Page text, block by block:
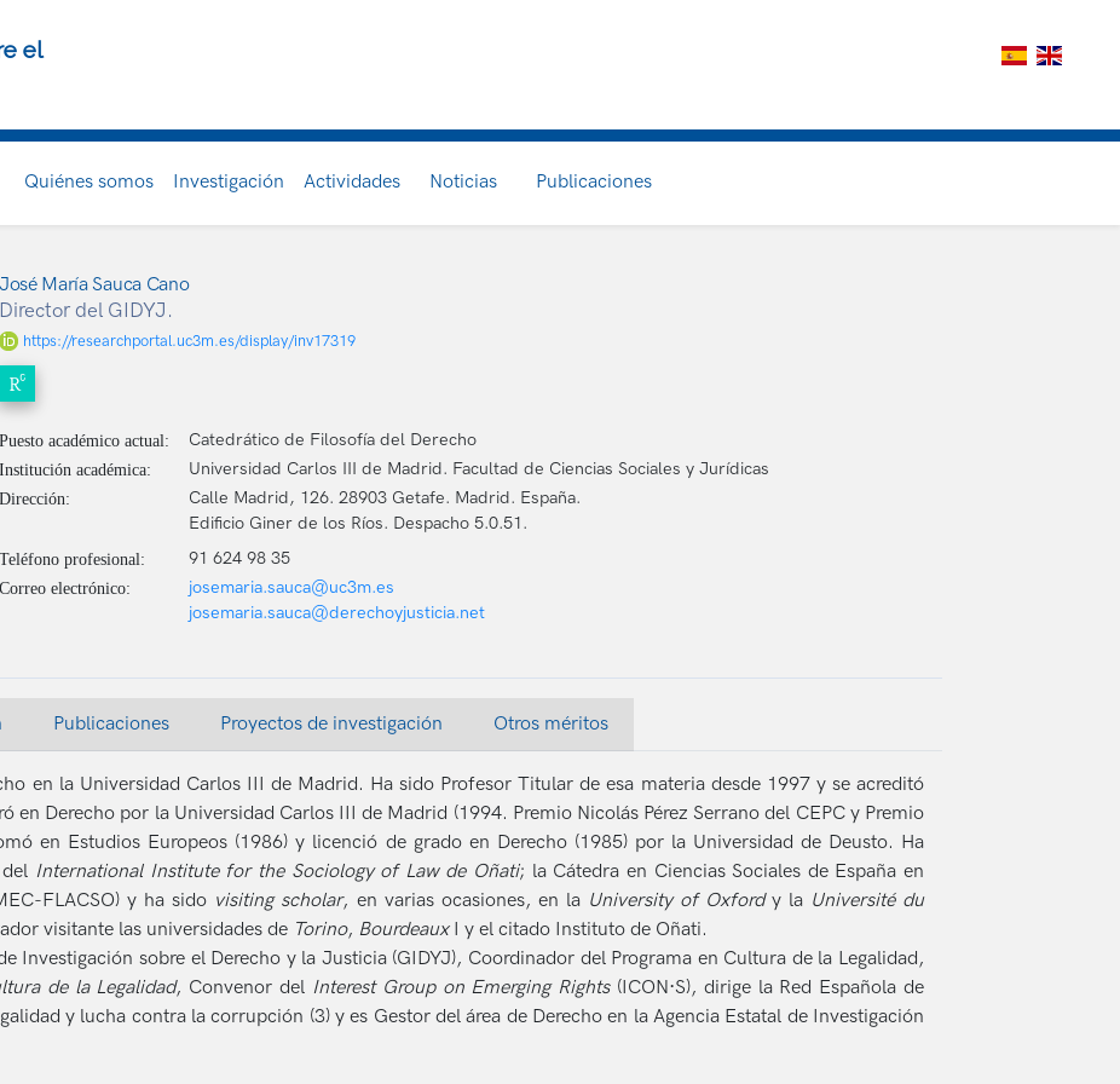
el
Quiénes somos Investigación Actividades Noticias Publicaciones
José María Sauca Cano
Director del GIDYJ.
https://researchportal.uc3m.es/display/inv17319
Puesto académico actual: Catedrático de Filosofía del Derecho
Institución académica: Universidad Carlos III de Madrid. Facultad de Ciencias Sociales y Jurídicas
Dirección:
Calle Madrid, 126. 28903 Getafe. Madrid. España.
Edificio Giner de los Ríos. Despacho 5.0.51.
Teléfono profesional: 91 624 98 35
Correo electrónico:
josemaria.sauca@uc3m.es
josemaria.sauca@derechoyjusticia.net
Publicaciones Proyectos de investigación Otros méritos
en la Universidad Carlos III de Madrid. Ha sido Profesor Titular de esa materia desde 1997 y se acreditó
en Derecho por la Universidad Carlos III de Madrid (1994. Premio Nicolás Pérez Serrano del CEPC y Premio
en Estudios Europeos (1986) y licenció de grado en Derecho (1985) por la Universidad de Deusto. Ha
International Institute for the Sociology of Law de Oñati; la Cátedra en Ciencias Sociales de España en
FLACSO) y ha sido visiting scholar, en varias ocasiones, en la University of Oxfordy la Université du
visitante las universidades de Torino, Bourdeaux I y el citado Instituto de Oñati.
Investigación sobre el Derecho y la Justicia (GIDYJ), Coordinador del Programa en Cultura de la Legalidad,
de la Legalidad, Convenor del Interest Group on Emerging Rights (ICON·S), dirige la Red Española de
y lucha contra la corrupción (3) y es Gestor del área de Derecho en la Agencia Estatal de Investigación